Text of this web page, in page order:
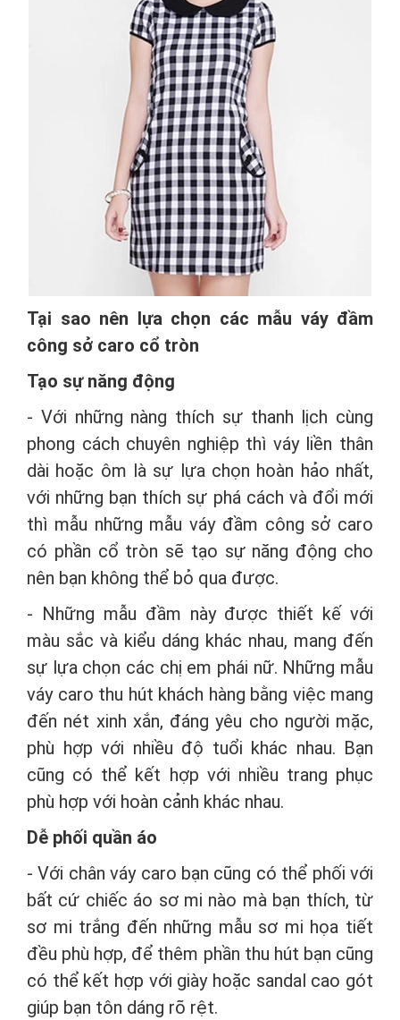
Tại sao nên lựa chọn các mẫu váy đầm
công sở caro cổ tròn
Tạo sự năng động
- Với những nàng thích sự thanh lịch cùng
phong cách chuyên nghiệp thì váy liền thân
dài hoặc ôm là sự lựa chọn hoàn hảo nhất,
với những bạn thích sự phá cách và đổi mới
thì mẫu những mẫu váy đầm công sở caro
có phần cổ tròn sẽ tạo sự năng động cho
nên bạn không thể bỏ qua được.
- Những mẫu đầm này được thiết kế với
màu sắc và kiểu dáng khác nhau, mang đến
sự lựa chọn các chị em phái nữ. Những mẫu
váy caro thu hút khách hàng bằng việc mang
đến nét xinh xắn, đáng yêu cho người mặc,
phù hợp với nhiều độ tuổi khác nhau. Bạn
cũng có thể kết hợp với nhiều trang phục
phù hợp với hoàn cảnh khác nhau.
Dễ phối quần áo
- Với chân váy caro bạn cũng có thể phối với
bất cứ chiếc áo sơ mi nào mà bạn thích, từ
sơ mi trắng đến những mẫu sơ mi họa tiết
đều phù hợp, để thêm phần thu hút bạn cũng
có thể kết hợp với giày hoặc sandal cao gót
giúp bạn tôn dáng rõ rệt.